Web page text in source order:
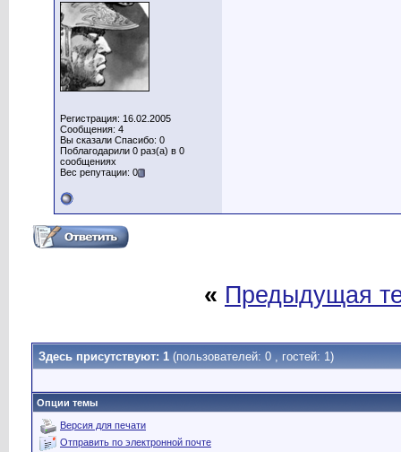
Регистрация: 16.02.2005
Сообщения: 4
Вы сказали Спасибо: 0
Поблагодарили 0 раз(а) в 0
сообщениях
Вес репутации: 0
« Предыдущая
Здесь присутствуют: 1 (пользователей: 0 , гостей: 1)
Опции темы
Версия для печати
Отправить по электронной почте